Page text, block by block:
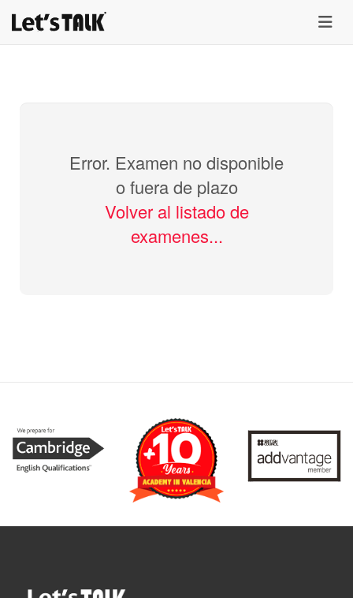
menu
Error. Examen no disponible
o fuera de plazo
Volver al listado de
examenes...